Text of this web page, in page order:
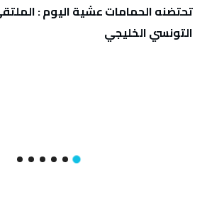
تحتضنه الحمامات عشية اليوم :
التونسي الخليجي